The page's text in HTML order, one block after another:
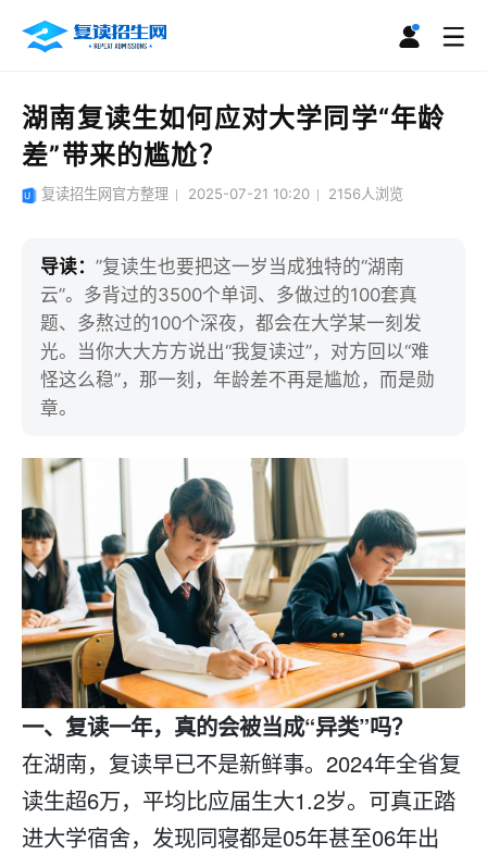
湖南复读生如何应对大学同学“年龄
差”带来的尴尬？
复读招生网官方整理 2025-07-21 10:20 2156人浏览
导读：”复读生也要把这一岁当成独特的“湖南
云”。多背过的3500个单词、多做过的100套真
题、多熬过的100个深夜，都会在大学某一刻发
光。当你大大方方说出“我复读过”，对方回以“难
怪这么稳”，那一刻，年龄差不再是尴尬，而是勋
章。
一、复读一年，真的会被当成“异类”吗？
在湖南， 复读早已不是新鲜事。2024年全省复
读生超6万，平均比应届生大1.2岁。可真正踏
进大学宿舍，发现同寝都是05年甚至06年出